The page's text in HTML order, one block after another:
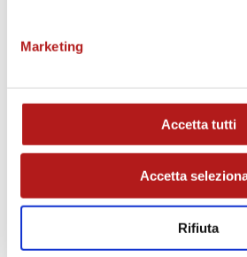
Marketing
Accetta tutti
Accetta
Rifiuta